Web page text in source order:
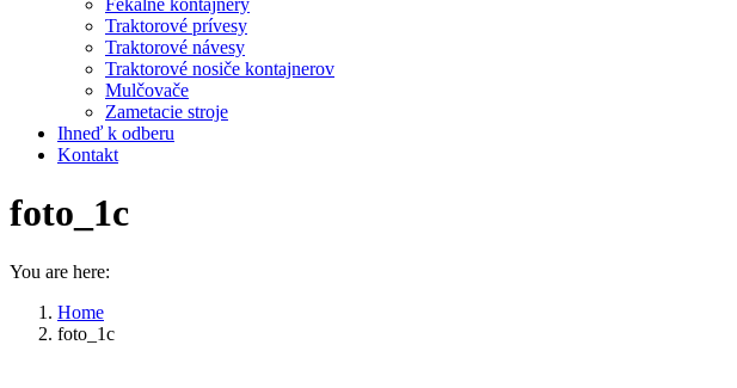
Fekálne kontajnery
Traktorové prívesy
Traktorové návesy
Traktorové nosiče kontajnerov
Mulčovače
Zametacie stroje
Ihneď k odberu
Kontakt
foto_1c
You are here:
Home
foto_1c